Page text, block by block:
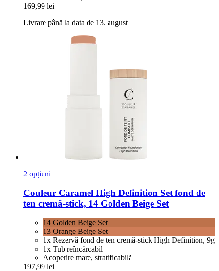
169,99 lei
Livrare până la data de 13. august
2 opțiuni
Couleur Caramel High Definition Set fond de
ten cremă-​stick, 14 Golden Beige Set
14 Golden Beige Set
13 Orange Beige Set
1x Rezervă fond de ten cremă-stick High Definition, 9g
1x Tub reîncărcabil
Acoperire mare, stratificabilă
197,99 lei